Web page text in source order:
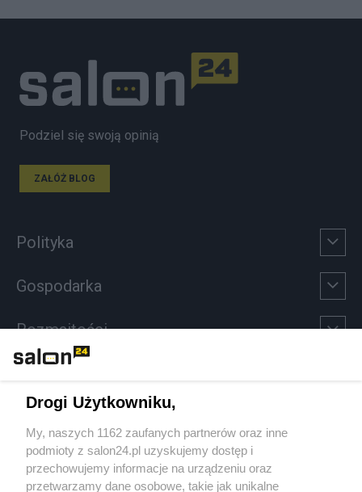
Podziel się swoją opinią
ZAŁÓŻ BLOG
Polityka
Gospodarka
Rozmaitości
Sport
Społeczeństwo
Drogi Użytkowniku,
My, naszych 1162 zaufanych partnerów oraz inne
podmioty z salon24.pl uzyskujemy dostęp i
przechowujemy informacje na urządzeniu oraz
przetwarzamy dane osobowe, takie jak unikalne